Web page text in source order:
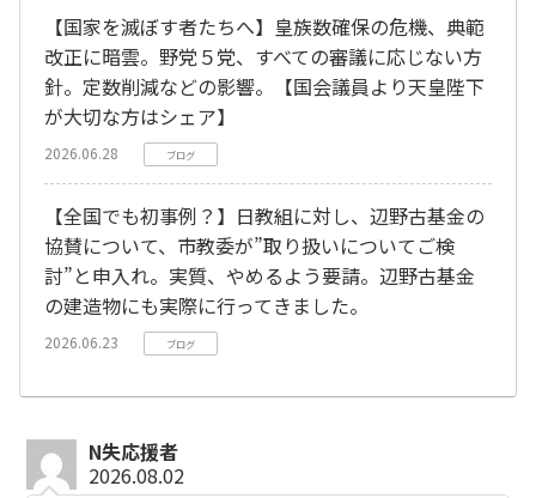
【国家を滅ぼす者たちへ】皇族数確保の危機、典範
改正に暗雲。野党５党、すべての審議に応じない方
針。定数削減などの影響。【国会議員より天皇陛下
が大切な方はシェア】
2026.06.28 ブログ
【全国でも初事例？】日教組に対し、辺野古基金の
協賛について、市教委が”取り扱いについてご検
討”と申入れ。実質、やめるよう要請。辺野古基金
の建造物にも実際に行ってきました。
2026.06.23 ブログ
N失応援者
2026.08.02